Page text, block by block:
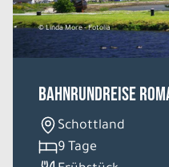
© Linda More - Fotolia
Bahnrundreise
Schottland
9 Tage